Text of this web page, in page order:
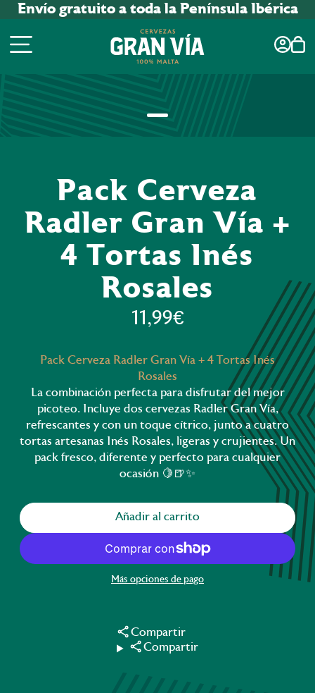
Envío gratuito a toda la Península Ibérica
Pack Cerveza
Radler Gran Vía +
4 Tortas Inés
Rosales
11,99€
Pack Cerveza Radler Gran Vía + 4 Tortas Inés
Rosales
La combinación perfecta para disfrutar del mejor
picoteo. Incluye dos cervezas Radler Gran Vía,
refrescantes y con un toque cítrico, junto a cuatro
tortas artesanas Inés Rosales, ligeras y crujientes. Un
pack fresco, diferente y perfecto para cualquier
ocasión 🍋🍺✨
Añadir al carrito
Más opciones de pago
Compartir
Compartir